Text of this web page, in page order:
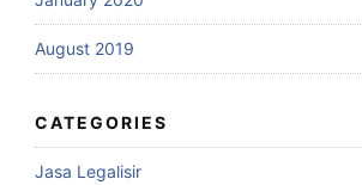
August 2019
CATEGORIES
Jasa Legalisir